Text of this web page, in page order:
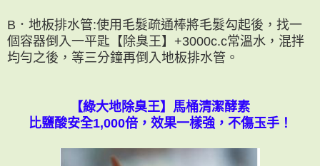
B．地板排水管:使用毛髮疏通棒將毛髮勾起後，找一
個容器倒入一平匙【除臭王】+3000c.c常溫水，混拌
均勻之後，等三分鐘再倒入地板排水管。
【綠大地除臭王】馬桶清潔酵素
比鹽酸安全1,000倍，效果一樣強，不傷玉手！